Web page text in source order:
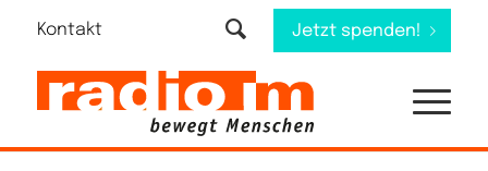
Kontakt Jetzt spenden!